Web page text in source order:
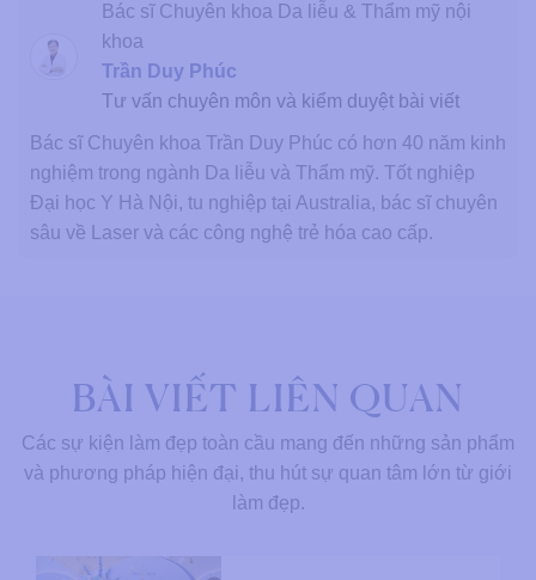
Bác sĩ Chuyên khoa Da liễu & Thẩm mỹ nội
khoa
Trần Duy Phúc
Tư vấn chuyên môn và kiểm duyệt bài viết
Bác sĩ Chuyên khoa Trần Duy Phúc có hơn 40 năm kinh
nghiệm trong ngành Da liễu và Thẩm mỹ. Tốt nghiệp
Đại học Y Hà Nội, tu nghiệp tại Australia, bác sĩ chuyên
sâu về Laser và các công nghệ trẻ hóa cao cấp.
BÀI VIẾT LIÊN QUAN
Các sự kiện làm đẹp toàn cầu mang đến những sản phẩm
và phương pháp hiện đại, thu hút sự quan tâm lớn từ giới
làm đẹp.